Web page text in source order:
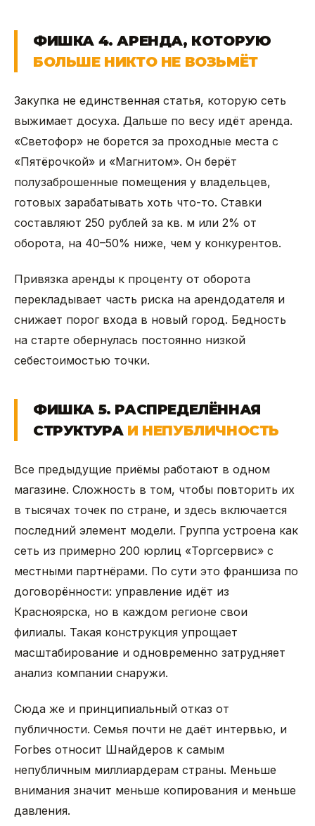
ФИШКА 4. АРЕНДА, КОТОРУЮ
БОЛЬШЕ НИКТО НЕ ВОЗЬМЁТ
Закупка не единственная статья, которую сеть
выжимает досуха. Дальше по весу идёт аренда.
«Светофор» не борется за проходные места с
«Пятёрочкой» и «Магнитом». Он берёт
полузаброшенные помещения у владельцев,
готовых зарабатывать хоть что-то. Ставки
составляют 250 рублей за кв. м или 2% от
оборота, на 40–50% ниже, чем у конкурентов.
Привязка аренды к проценту от оборота
перекладывает часть риска на арендодателя и
снижает порог входа в новый город. Бедность
на старте обернулась постоянно низкой
себестоимостью точки.
ФИШКА 5. РАСПРЕДЕЛЁННАЯ
СТРУКТУРА И НЕПУБЛИЧНОСТЬ
Все предыдущие приёмы работают в одном
магазине. Сложность в том, чтобы повторить их
в тысячах точек по стране, и здесь включается
последний элемент модели. Группа устроена как
сеть из примерно 200 юрлиц «Торгсервис» с
местными партнёрами. По сути это франшиза по
договорённости: управление идёт из
Красноярска, но в каждом регионе свои
филиалы. Такая конструкция упрощает
масштабирование и одновременно затрудняет
анализ компании снаружи.
Сюда же и принципиальный отказ от
публичности. Семья почти не даёт интервью, и
Forbes относит Шнайдеров к самым
непубличным миллиардерам страны. Меньше
внимания значит меньше копирования и меньше
давления.